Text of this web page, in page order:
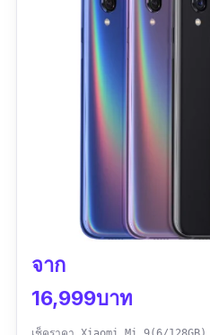
มาพร้อมเซนเซอร์ก
มาก
ชิปเซ็ท CPU ยังไม่เทพ
จาก
16,999บาท